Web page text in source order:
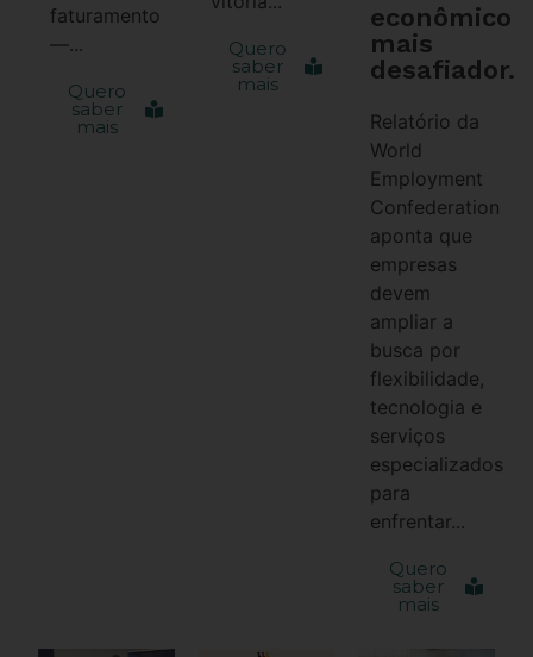
faturamento
—...
Quero
saber
mais
Quero
saber
mais
econômico
mais
desafiador.
Relatório da
World
Employment
Confederation
aponta que
empresas
devem
ampliar a
busca por
flexibilidade,
tecnologia e
serviços
especializados
para
enfrentar...
Quero
saber
mais